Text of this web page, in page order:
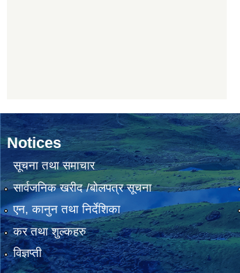
Notices
सूचना तथा समाचार
सार्वजनिक खरीद /बोलपत्र सूचना
एन, कानुन तथा निर्देशिका
कर तथा शुल्कहरु
विज्ञप्ती